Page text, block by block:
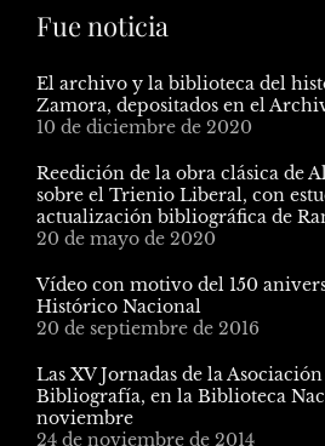
Fue noticia
El archivo y la biblioteca del
Zamora, depositados en el
10 de diciembre de 2020
Reedición de la obra clásica de
sobre el Trienio Liberal, con
actualización bibliográfica de
20 de mayo de 2020
Vídeo con motivo del 150
Histórico Nacional
20 de septiembre de 2016
Las XV Jornadas de la
Bibliografía, en la Biblioteca
noviembre
24 de noviembre de 2014